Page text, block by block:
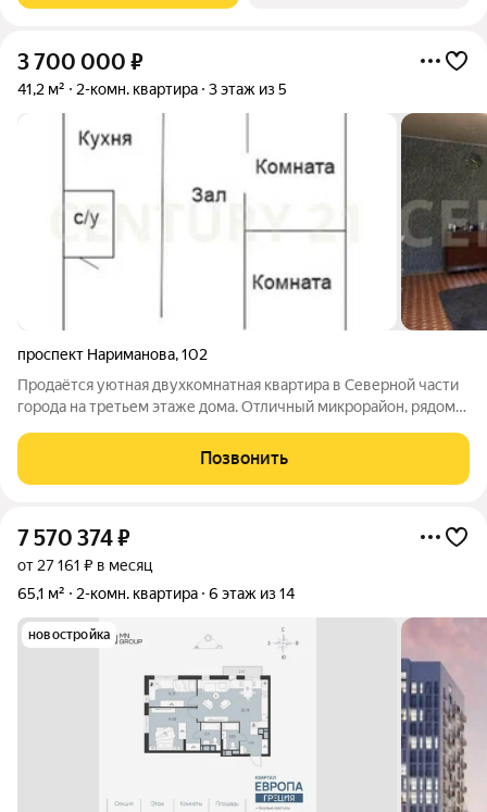
3 700 000 ₽
41,2 м² 2-комн. квартира 3 этаж из 5
проспект Нариманова,102
Продаётся уютная двухкомнатная квартира в Северной части
города на третьем этаже дома. Отличный микрорайон, рядом
включает дополнительную перегородку, позволяющую
создать отдельную комнату
Позвонить
7 570 374₽
от 27 161 ₽ в месяц
65,1 м²
2-комн. квартира 6 этаж из 14
новостройка